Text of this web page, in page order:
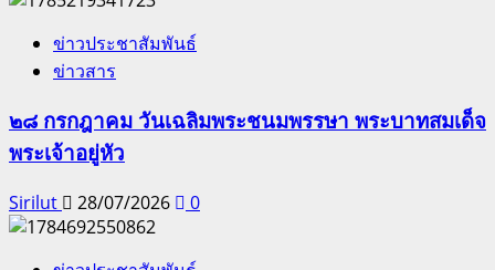
ข่าวประชาสัมพันธ์
ข่าวสาร
๒๘ กรกฎาคม วันเฉลิมพระชนมพรรษา พระบาทสมเด็จ
พระเจ้าอยู่หัว
Sirilut 28/07/2026 0